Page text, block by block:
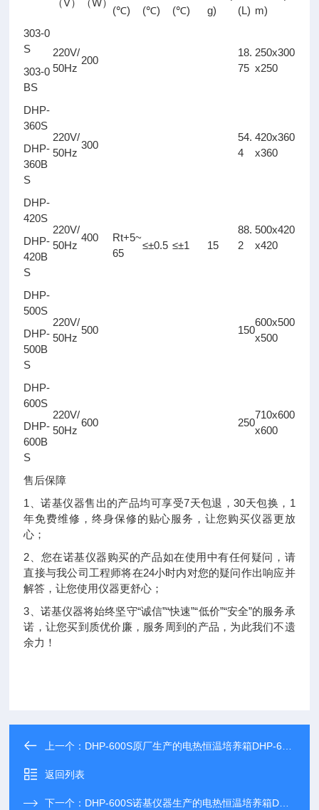
（ V ） （W）
(℃) (℃) (℃)
g)
(L) m)
303-0
S
220V/
50Hz
200
Rt+5~
65
≤±0.5 ≤±1 15
18.
75
250x300
x250
303-0
BS
DHP-
360S
220V/
50Hz
300
54.
4
420x360
x360
DHP-
360B
S
DHP-
420S
220V/
50Hz
400
88.
2
500x420
x420
DHP-
420B
S
DHP-
500S
220V/
50Hz
500 150
600x500
x500
DHP-
500B
S
DHP-
600S
220V/
50Hz
600 250
710x600
x600
DHP-
600B
S
售后保障
1、诺基仪器售出的产品均可享受7天包退，30天包换，1
年免费维修，终身保修的贴心服务，让您购买仪器更放
心；
2、您在诺基仪器购买的产品如在使用中有任何疑问，请
直接与我公司工程师将在24小时内对您的疑问作出响应并
解答，让您使用仪器更舒心；
3、诺基仪器将始终坚守“诚信”“快速”“低价”“安全”的服务承
诺，让您买到质优价廉，服务周到的产品，为此我们不遗
余力！
上一个： DHP-600S原厂生产的电热恒温培养箱DHP-600S长期现货供应
返回列表
下一个： DHP-600S诺基仪器生产的电热恒温培养箱DHP-600S享受诺基仪器优质售后服务